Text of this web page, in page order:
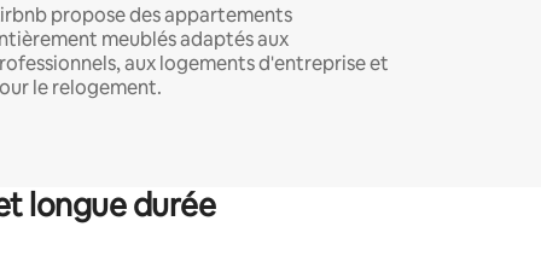
propose des appartements
meublés adaptés aux
aux logements d'entreprise et
le relogement.
longue durée